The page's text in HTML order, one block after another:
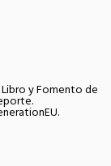
y Fomento de